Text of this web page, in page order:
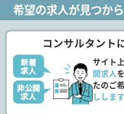
希望の求人が見つか
コンサルタント
サイト
開求人
たのご
しします